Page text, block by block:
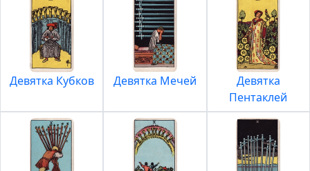
Девятка Кубков Девятка Мечей
Девятка
Пентаклей